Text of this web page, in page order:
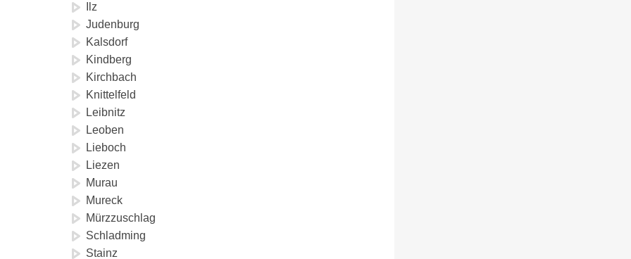
Ilz
Judenburg
Kalsdorf
Kindberg
Kirchbach
Knittelfeld
Leibnitz
Leoben
Lieboch
Liezen
Murau
Mureck
Mürzzuschlag
Schladming
Stainz